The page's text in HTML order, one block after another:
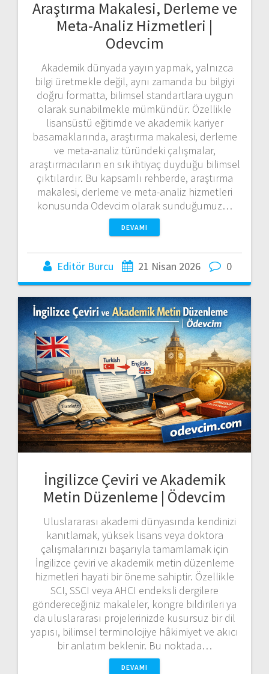
Araştırma Makalesi, Derleme ve
Meta-Analiz Hizmetleri |
Odevcim
Akademik dünyada yayın yapmak, yalnızca
bilgi üretmekle değil, aynı zamanda bu bilgiyi
doğru formatta, bilimsel standartlara uygun
olarak sunabilmekle mümkündür. Özellikle
lisansüstü eğitimde ve akademik kariyer
basamaklarında, araştırma makalesi, derleme
ve meta-analiz türündeki çalışmalar,
araştırmacıların en sık ihtiyaç duyduğu bilimsel
çıktılardır. Bu kapsamlı rehberde, araştırma
makalesi, derleme ve meta-analiz hizmetleri
konusunda Odevcim olarak sunduğumuz…
DEVAMI
Editör Burcu 21 Nisan 2026 0
İngilizce Çeviri ve Akademik
Metin Düzenleme | Ödevcim
Uluslararası akademi dünyasında kendinizi
kanıtlamak, yüksek lisans veya doktora
çalışmalarınızı başarıyla tamamlamak için
İngilizce çeviri ve akademik metin düzenleme
hizmetleri hayati bir öneme sahiptir. Özellikle
SCI, SSCI veya AHCI endeksli dergilere
göndereceğiniz makaleler, kongre bildirileri ya
da uluslararası projelerinizde kusursuz bir dil
yapısı, bilimsel terminolojiye hâkimiyet ve akıcı
bir anlatım beklenir. Bu noktada…
DEVAMI